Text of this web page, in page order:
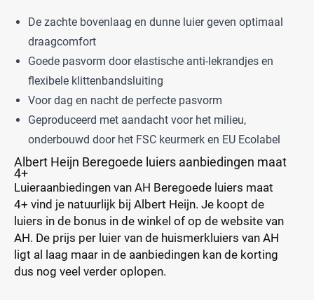
De zachte bovenlaag en dunne luier geven optimaal
draagcomfort
Goede pasvorm door elastische anti-lekrandjes en
flexibele klittenbandsluiting
Voor dag en nacht de perfecte pasvorm
Geproduceerd met aandacht voor het milieu,
onderbouwd door het FSC keurmerk en EU Ecolabel
Albert Heijn Beregoede luiers aanbiedingen maat
4+
Luieraanbiedingen van AH Beregoede luiers maat
4+ vind je natuurlijk bij Albert Heijn. Je koopt de
luiers in de bonus in de winkel of op de website van
AH. De prijs per luier van de huismerkluiers van AH
ligt al laag maar in de aanbiedingen kan de korting
dus nog veel verder oplopen.